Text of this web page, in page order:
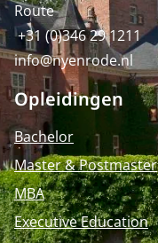
Route
+31 (0)346 29 1211
info@nyenrode.nl
Opleidingen
Bachelor
Master & Postmaster
MBA
Executive Education